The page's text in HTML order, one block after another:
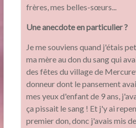
frères, mes belles-sœurs...
Une anecdote en particulier ?
Je me souviens quand j'étais
ma mère au don du sang qui
des fêtes du village de
donneur dont le pansement
mes yeux d'enfant de 9 ans,
ça pissait le sang ! Et j'y ai
premier don, donc j'avais mis